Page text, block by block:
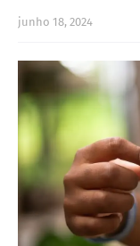
junho 18, 2024